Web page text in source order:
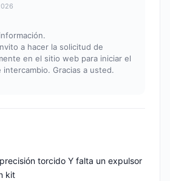
a hacer la solicitud de
en el sitio web para iniciar el
Gracias a usted.
torcido Y falta un expulsor
kit